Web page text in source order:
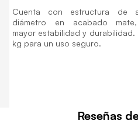
Cuenta con estructura de
diámetro en acabado
mayor estabilidad y
kg para un uso seguro.
Reseñas